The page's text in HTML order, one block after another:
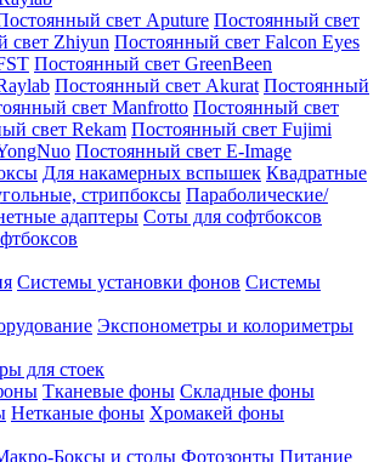
свет Aputure Постоянный свет
свет Zhiyun Постоянный свет Falcon Eyes
Постоянный свет GreenBeen
Постоянный свет Akurat Постоянный
свет Manfrotto Постоянный свет
свет Rekam Постоянный свет Fujimi
Постоянный свет E-Image
Для накамерных вспышек Квадратные
стрипбоксы Параболические/
адаптеры Соты для софтбоксов
Системы установки фонов Системы
Экспонометры и колориметры
для стоек
Тканевые фоны Складные фоны
Нетканые фоны Хромакей фоны
Боксы и столы Фотозонты Питание